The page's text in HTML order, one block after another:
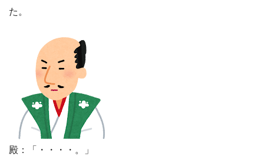
た。
殿：「・・・・。」